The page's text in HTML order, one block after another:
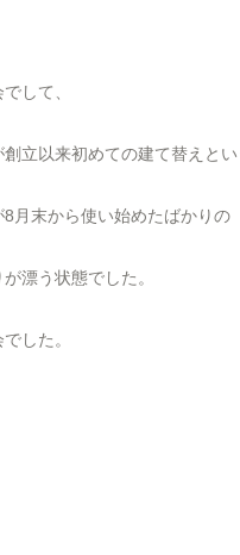
して、
立以来初めての建て替えとい
月末から使い始めたばかりの
漂う状態でした。
した。